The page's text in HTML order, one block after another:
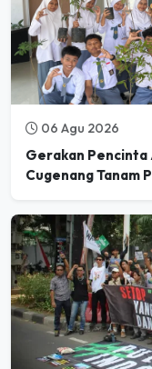
06 Agu 2026
Gerakan Pencinta
Cugenang Tanam